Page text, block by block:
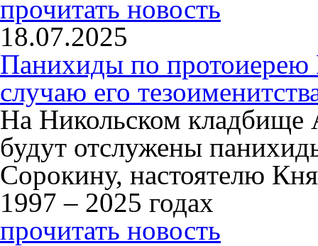
прочитать новость
18.07.2025
Панихиды по
случаю его
На Никольском кладбище
будут отслужены
Сорокину, настоятелю
1997 – 2025 годах
прочитать новость